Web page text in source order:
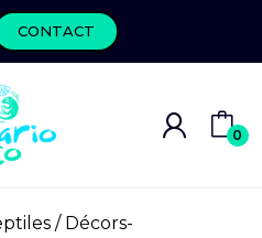
CONTACT
0
Décors-